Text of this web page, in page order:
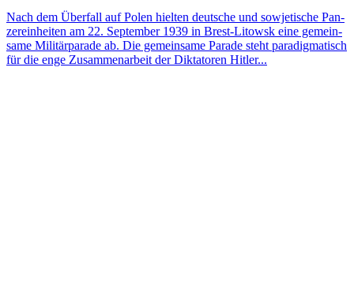
Nach dem Über­fall auf Polen hielten deut­sche und sowje­ti­sche Pan­
zer­ein­hei­ten am 22. Sep­tem­ber 1939 in Brest-Litowsk eine gemein­
same Mili­tär­pa­rade ab. Die gemein­same Parade steht para­dig­ma­tisch
für die enge Zusam­men­ar­beit der Dik­ta­to­ren Hitler...